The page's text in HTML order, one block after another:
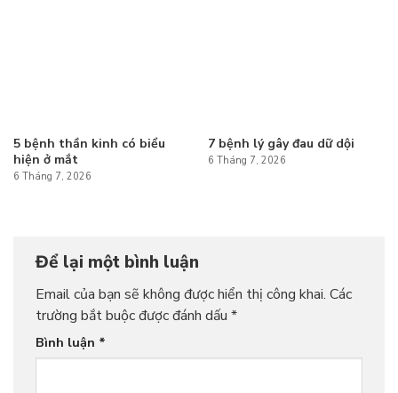
5 bệnh thần kinh có biểu
hiện ở mắt
6 Tháng 7, 2026
7 bệnh lý gây đau dữ dội
6 Tháng 7, 2026
Để lại một bình luận
Email của bạn sẽ không được hiển thị công khai. Các
trường bắt buộc được đánh dấu *
Bình luận *